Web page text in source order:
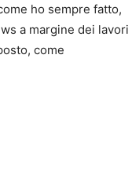
ho sempre fatto,
a margine dei lavori
come